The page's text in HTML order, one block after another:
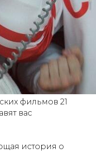
фильмов 21
вас
история о